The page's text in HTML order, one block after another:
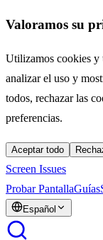
Valoramos su
Utilizamos cookies y
analizar el uso y
todos, rechazar las
preferencias.
Aceptar todo
Screen Issues
Probar PantallaGuías
Español